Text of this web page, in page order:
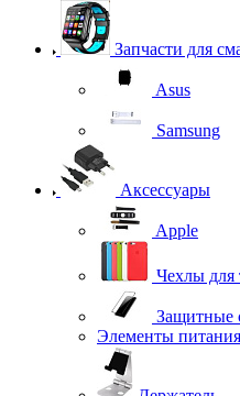
Запчасти для
Asus
Samsung
Аксессуары
Apple
Чехлы для
Защитные
Элементы питания